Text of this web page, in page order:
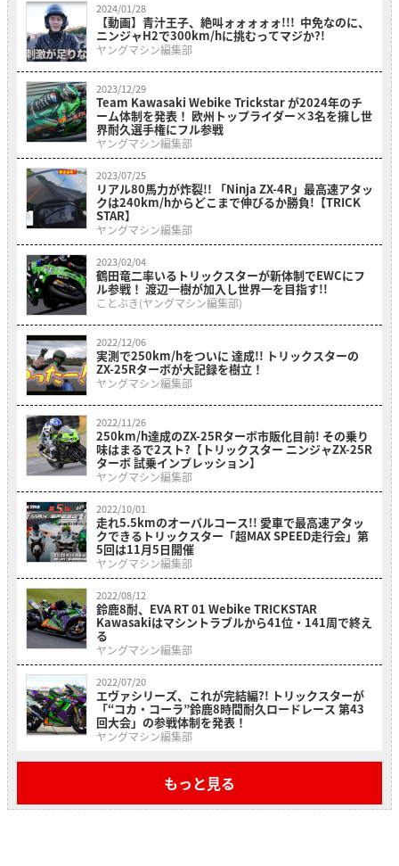
2024/01/28
【動画】青汁王子、絶叫ォォォォォ!!! 中免なのに、
ニンジャH2で300km/hに挑むってマジか?!
ヤングマシン編集部
2023/12/29
Team Kawasaki Webike Trickstar が2024年のチ
ーム体制を発表！ 欧州トップライダー×3名を擁し世
界耐久選手権にフル参戦
ヤングマシン編集部
2023/07/25
リアル80馬力が炸裂!! 「Ninja ZX-4R」最高速アタッ
クは240km/hからどこまで伸びるか勝負!【TRICK
STAR】
ヤングマシン編集部
2023/02/04
鶴田竜二率いるトリックスターが新体制でEWCにフ
ル参戦！ 渡辺一樹が加入し世界一を目指す!!
ことぶき(ヤングマシン編集部)
2022/12/06
実測で250km/hをついに 達成!! トリックスターの
ZX-25Rターボが大記録を樹立！
ヤングマシン編集部
2022/11/26
250km/h達成のZX-25Rターボ市販化目前! その乗り
味はまるで2スト?【トリックスター ニンジャZX-25R
ターボ 試乗インプレッション】
ヤングマシン編集部
2022/10/01
走れ5.5kmのオーバルコース!! 愛車で最高速アタッ
クできるトリックスター「超MAX SPEED走行会」第
5回は11月5日開催
ヤングマシン編集部
2022/08/12
鈴鹿8耐、EVA RT 01 Webike TRICKSTAR
Kawasakiはマシントラブルから41位・141周で終え
る
ヤングマシン編集部
2022/07/20
エヴァシリーズ、これが完結編?! トリックスターが
「“コカ・コーラ”鈴鹿8時間耐久ロードレース 第43
回大会」の参戦体制を発表！
ヤングマシン編集部
もっと見る